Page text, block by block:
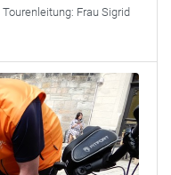
Tourenleitung: Frau Sigrid